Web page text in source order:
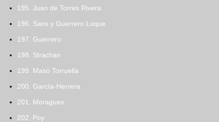
195. Juan de Torres Rivera
196. Sans y Guerrero Luque
197. Guerrero
198. Strachan
199. Masó Torruella
200. García-Herrera
201. Moragues
202. Poy